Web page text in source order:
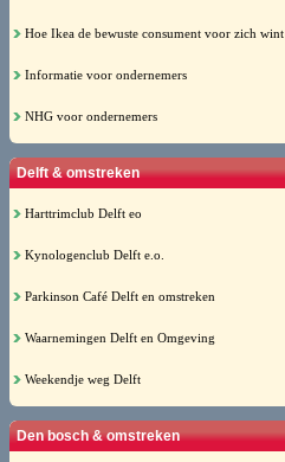
Hoe Ikea de bewuste consument voor zich wint
Informatie voor ondernemers
NHG voor ondernemers
Delft & omstreken
Harttrimclub Delft eo
Kynologenclub Delft e.o.
Parkinson Café Delft en omstreken
Waarnemingen Delft en Omgeving
Weekendje weg Delft
Den bosch & omstreken